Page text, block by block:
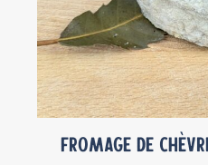
Fromage de